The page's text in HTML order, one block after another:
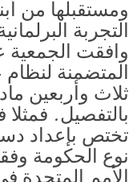
ومستقبلها من
التجربة
وافقت الجمعية
المتضمنة
ثلاث وأربعين
بالتفصيل. فمثلا
تختص بإعداد
نوع الحكومة